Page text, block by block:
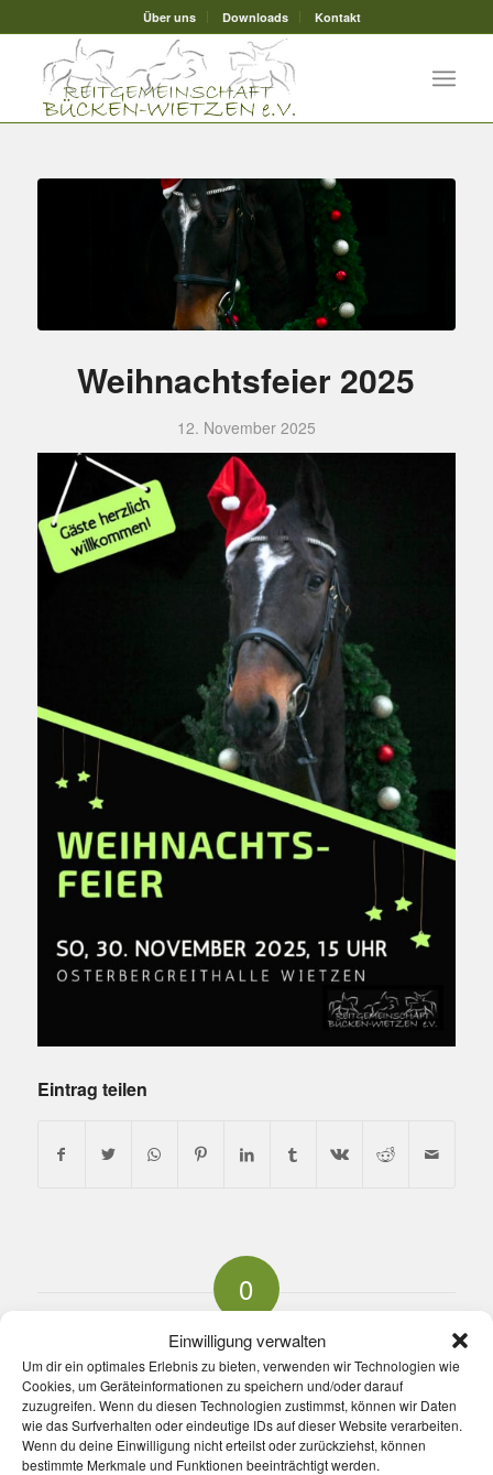
Einwilligung verwalten
Um dir ein optimales Erlebnis zu bieten, verwenden wir Technologien wie
Cookies, um Geräteinformationen zu speichern und/oder darauf
zuzugreifen. Wenn du diesen Technologien zustimmst, können wir Daten
wie das Surfverhalten oder eindeutige IDs auf dieser Website verarbeiten.
Wenn du deine Einwilligung nicht erteilst oder zurückziehst, können
bestimmte Merkmale und Funktionen beeinträchtigt werden.
Über uns Downloads Kontakt
Weihnachtsfeier 2025
12. November 2025
Eintrag teilen
0
KOMMENTARE
Hinterlasse einen Kommentar
An der Diskussion beteiligen?
Hinterlasse uns deinen Kommentar!